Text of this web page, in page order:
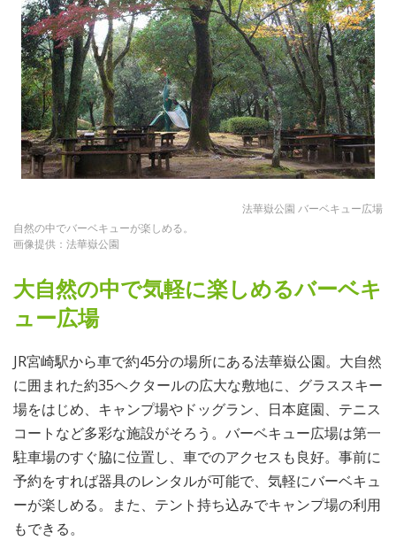
法華嶽公園 バーベキュー広場
自然の中でバーベキューが楽しめる。
画像提供：法華嶽公園
大自然の中で気軽に楽しめるバーベキ
ュー広場
JR宮崎駅から車で約45分の場所にある法華嶽公園。大自然
に囲まれた約35ヘクタールの広大な敷地に、グラススキー
場をはじめ、キャンプ場やドッグラン、日本庭園、テニス
コートなど多彩な施設がそろう。バーベキュー広場は第一
駐車場のすぐ脇に位置し、車でのアクセスも良好。事前に
予約をすれば器具のレンタルが可能で、気軽にバーベキュ
ーが楽しめる。また、テント持ち込みでキャンプ場の利用
もできる。